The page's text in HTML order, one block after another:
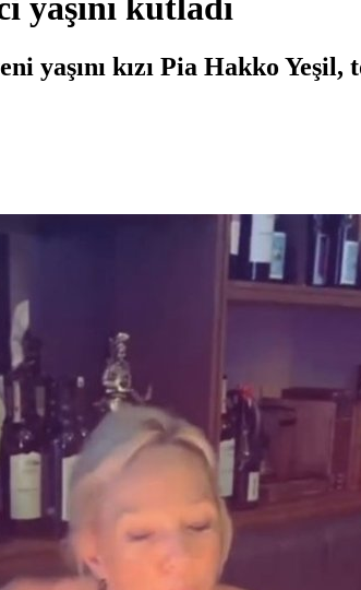
yaşını kutladı
yaşını kızı Pia Hakko